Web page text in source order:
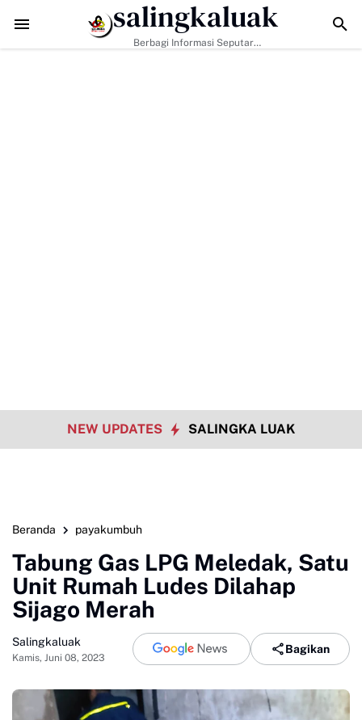
Akses Warga Harau Kian Mendekati Tuntas Tigo Kayo FC
salingkaluak
Berbagi Informasi Seputar
NEW UPDATES SALINGKA LUAK
Beranda payakumbuh
Tabung Gas LPG Meledak, Satu
Unit Rumah Ludes Dilahap
Sijago Merah
Salingkaluak
Kamis, Juni 08, 2023
Bagikan